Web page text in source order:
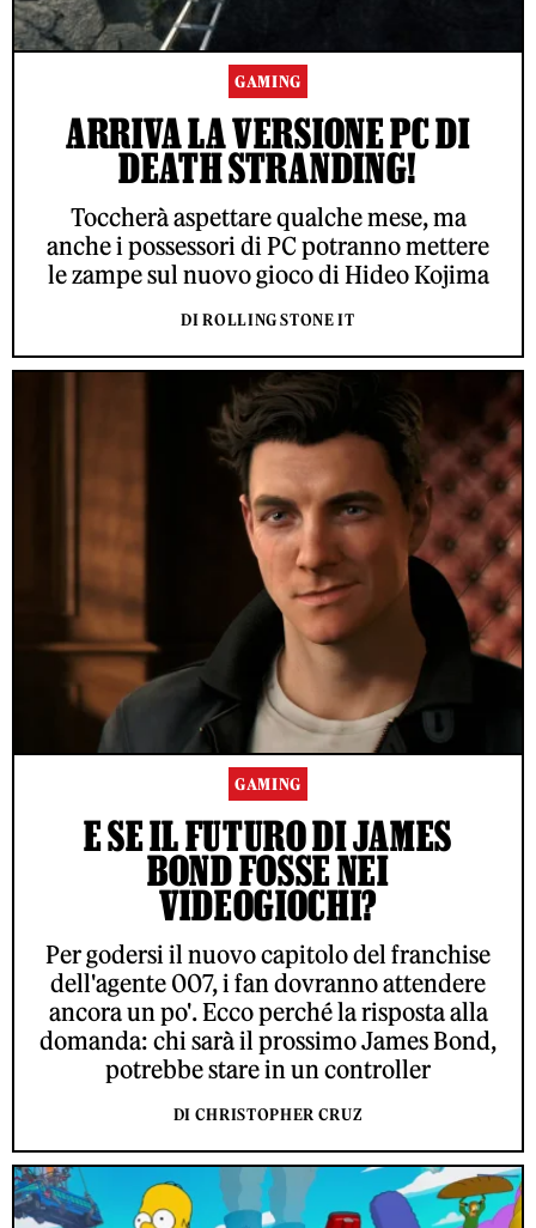
GAMING
ARRIVA LA VERSIONE PC DI
DEATH STRANDING!
Toccherà aspettare qualche mese, ma
anche i possessori di PC potranno mettere
le zampe sul nuovo gioco di Hideo Kojima
DI ROLLING STONE IT
GAMING
E SE IL FUTURO DI JAMES
BOND FOSSE NEI
VIDEOGIOCHI?
Per godersi il nuovo capitolo del franchise
dell'agente 007, i fan dovranno attendere
ancora un po'. Ecco perché la risposta alla
domanda: chi sarà il prossimo James Bond,
potrebbe stare in un controller
DI CHRISTOPHER CRUZ